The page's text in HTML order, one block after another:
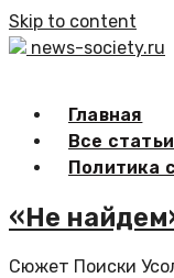
Skip to content
news-society.ru
Главная
Все статьи
Политика
«Не
Сюжет Поиски